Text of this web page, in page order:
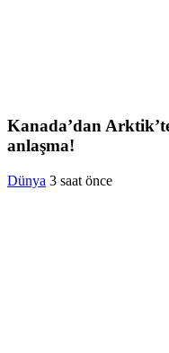
Kanada’dan
anlaşma!
Dünya 3 saat önce